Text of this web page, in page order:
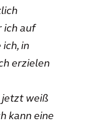
ich auf
ich, in
erzielen
jetzt weiß
kann eine